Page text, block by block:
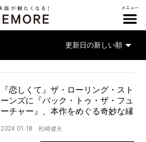
『恋しくて』ザ・ローリング・スト
ーンズに『バック・トゥ・ザ・フュ
ーチャー』、本作をめぐる奇妙な縁
2024.01.18 松崎健夫